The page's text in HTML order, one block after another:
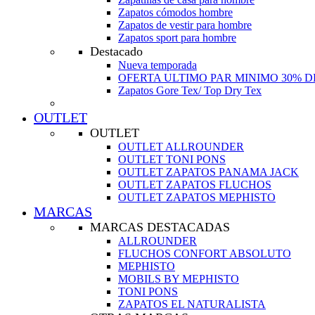
Zapatos cómodos hombre
Zapatos de vestir para hombre
Zapatos sport para hombre
Destacado
Nueva temporada
OFERTA ULTIMO PAR MINIMO 30%
Zapatos Gore Tex/ Top Dry Tex
OUTLET
OUTLET
OUTLET ALLROUNDER
OUTLET TONI PONS
OUTLET ZAPATOS PANAMA JACK
OUTLET ZAPATOS FLUCHOS
OUTLET ZAPATOS MEPHISTO
MARCAS
MARCAS DESTACADAS
ALLROUNDER
FLUCHOS CONFORT ABSOLUTO
MEPHISTO
MOBILS BY MEPHISTO
TONI PONS
ZAPATOS EL NATURALISTA